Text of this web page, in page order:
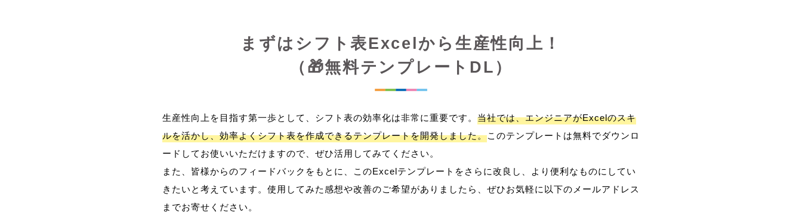
まずはシフト表Excelから生産性向上！
（🎁無料テンプレートDL）
生産性向上を目指す第一歩として、シフト表の効率化は非常に重要です。 当社では、エンジニアがExcelのスキ
ルを活かし、効率よくシフト表を作成できるテンプレートを開発しました。このテンプレートは無料でダウンロ
ードしてお使いいただけますので、ぜひ活用してみてください。
また、皆様からのフィードバックをもとに、このExcelテンプレートをさらに改良し、より便利なものにしてい
きたいと考えています。使用してみた感想や改善のご希望がありましたら、ぜひお気軽に以下のメールアドレス
までお寄せください。